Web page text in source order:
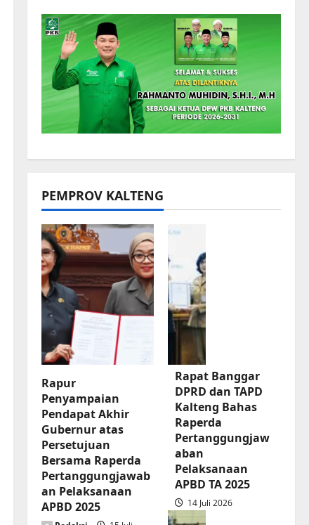
PEMPROV KALTENG
Rapur
Penyampaian
Pendapat Akhir
Gubernur atas
Persetujuan
Bersama Raperda
Pertanggungjawab
an Pelaksanaan
APBD 2025
Rapat Banggar
DPRD dan TAPD
Kalteng Bahas
Raperda
Pertanggungjaw
aban
Pelaksanaan
APBD TA 2025
14 Juli 2026